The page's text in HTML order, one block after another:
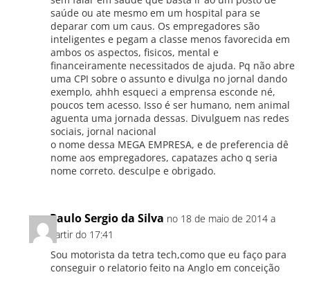
saúde ou ate mesmo em um hospital para se
deparar com um caus. Os empregadores são
inteligentes e pegam a classe menos favorecida em
ambos os aspectos, fisicos, mental e
financeiramente necessitados de ajuda. Pq não abre
uma CPI sobre o assunto e divulga no jornal dando
exemplo, ahhh esqueci a emprensa esconde né,
poucos tem acesso. Isso é ser humano, nem animal
aguenta uma jornada dessas. Divulguem nas redes
sociais, jornal nacional
o nome dessa MEGA EMPRESA, e de preferencia dê
nome aos empregadores, capatazes acho q seria
nome correto. desculpe e obrigado.
Paulo Sergio da Silva no 18 de maio de 2014 a
partir do 17:41
Sou motorista da tetra tech,como que eu faço para
conseguir o relatorio feito na Anglo em conceição